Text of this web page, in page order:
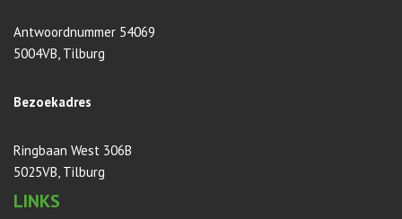
Antwoordnummer 54069
5004VB, Tilburg
Bezoekadres
Ringbaan West 306B
5025VB, Tilburg
LINKS